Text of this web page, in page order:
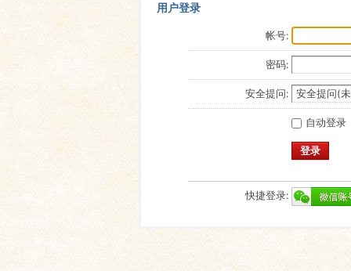
用户登录
帐号:
密码:
安全提问:
自动登录
登录
快捷登录: